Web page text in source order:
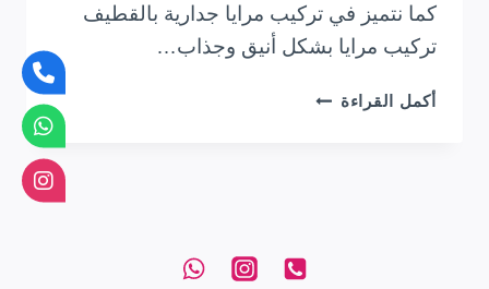
كما نتميز في تركيب مرايا جدارية بالقطيف
تركيب مرايا بشكل أنيق وجذاب…
أكمل القراءة معلم
مرايا